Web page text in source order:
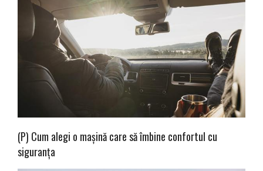
(P) Cum alegi o mașină care să îmbine confortul cu
siguranța